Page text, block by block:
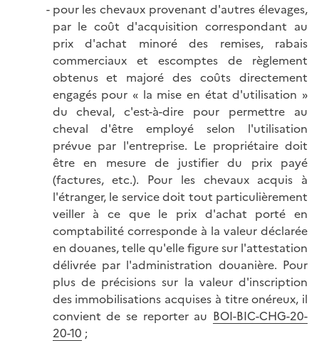
pour les chevaux provenant d'autres élevages,
par le coût d'acquisition correspondant au
prix d'achat minoré des remises, rabais
commerciaux et escomptes de règlement
obtenus et majoré des coûts directement
engagés pour « la mise en état d'utilisation »
du cheval, c'est-à-dire pour permettre au
cheval d'être employé selon l'utilisation
prévue par l'entreprise. Le propriétaire doit
être en mesure de justifier du prix payé
(factures, etc.). Pour les chevaux acquis à
l'étranger, le service doit tout particulièrement
veiller à ce que le prix d'achat porté en
comptabilité corresponde à la valeur déclarée
en douanes, telle qu'elle figure sur l'attestation
délivrée par l'administration douanière. Pour
plus de précisions sur la valeur d'inscription
des immobilisations acquises à titre onéreux, il
convient de se reporter au BOI-BIC-CHG-20-
20-10 ;